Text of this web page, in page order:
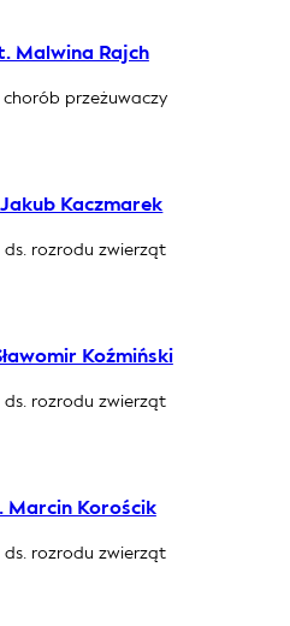
Malwina Rajch
przeżuwaczy
Kaczmarek
rozrodu zwierząt
Koźmiński
rozrodu zwierząt
Marcin Korościk
rozrodu zwierząt